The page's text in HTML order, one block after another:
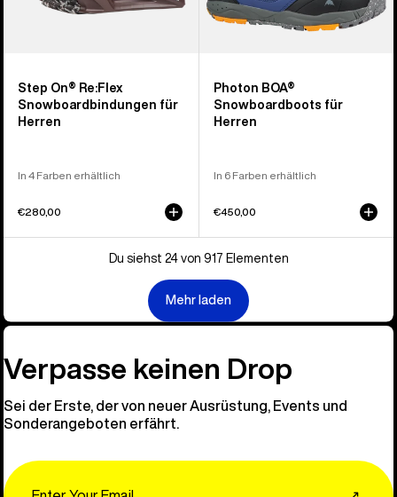
Step On® Re:Flex
Snowboardbindungen für
Herren
In 4 Farben erhältlich
€280,00
Photon BOA®
Snowboardboots für
Herren
In 6 Farben erhältlich
€450,00
Du siehst 24 von 917 Elementen
Mehr laden
Verpasse keinen Drop
Sei der Erste, der von neuer Ausrüstung, Events und
Sonderangeboten erfährt.